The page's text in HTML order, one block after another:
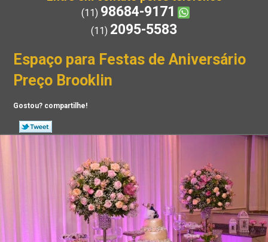
(11) 98684-9171
(11) 2095-5583
Espaço para Festas de Aniversário
Preço Brooklin
Gostou? compartilhe!